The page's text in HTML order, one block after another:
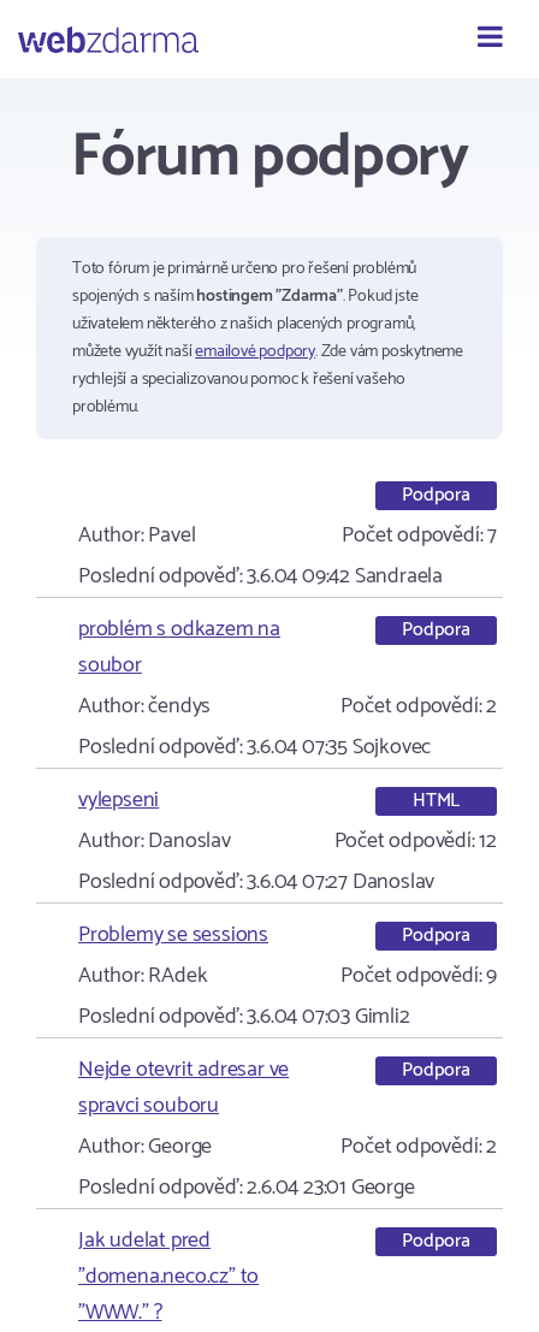
Fórum podpory
Toto fórum je primárně určeno pro řešení problémů
spojených s našímhostingem "Zdarma". Pokud jste
uživatelem některého z našich placených programů,
můžete využít našíemailové podpory. Zde vám poskytneme
rychlejší a specializovanou pomoc k řešení vašeho
problému.
Podpora
Author:Pavel Počet odpovědí:7
Poslední odpověď:3.6.04 09:42Sandraela
problém s odkazem na
soubor
Podpora
Author:čendys Počet odpovědí:2
Poslední odpověď:3.6.04 07:35Sojkovec
vylepseni
HTML
Author:Danoslav Počet odpovědí:12
Poslední odpověď:3.6.04 07:27Danoslav
Problemy se sessions
Podpora
Author:RAdek Počet odpovědí:9
Poslední odpověď:3.6.04 07:03Gimli2
Nejde otevrit adresar ve
spravci souboru
Podpora
Author:George Počet odpovědí:2
Poslední odpověď:2.6.04 23:01George
Jak udelat pred
"domena.neco.cz" to
"WWW." ?
Podpora